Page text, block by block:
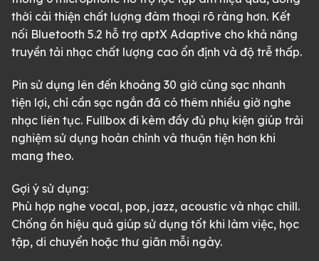
thời cải thiện chất lượng đàm thoại rõ ràng hơn. Kết
nối Bluetooth 5.2 hỗ trợ aptX Adaptive cho khả năng
truyền tải nhạc chất lượng cao ổn định và độ trễ thấp.
Pin sử dụng lên đến khoảng 30 giờ cùng sạc nhanh
tiện lợi, chỉ cần sạc ngắn đã có thêm nhiều giờ nghe
nhạc liên tục. Fullbox đi kèm đầy đủ phụ kiện giúp trải
nghiệm sử dụng hoàn chỉnh và thuận tiện hơn khi
mang theo.
Gợi ý sử dụng:
Phù hợp nghe vocal, pop, jazz, acoustic và nhạc chill.
Chống ồn hiệu quả giúp sử dụng tốt khi làm việc, học
tập, di chuyển hoặc thư giãn mỗi ngày.